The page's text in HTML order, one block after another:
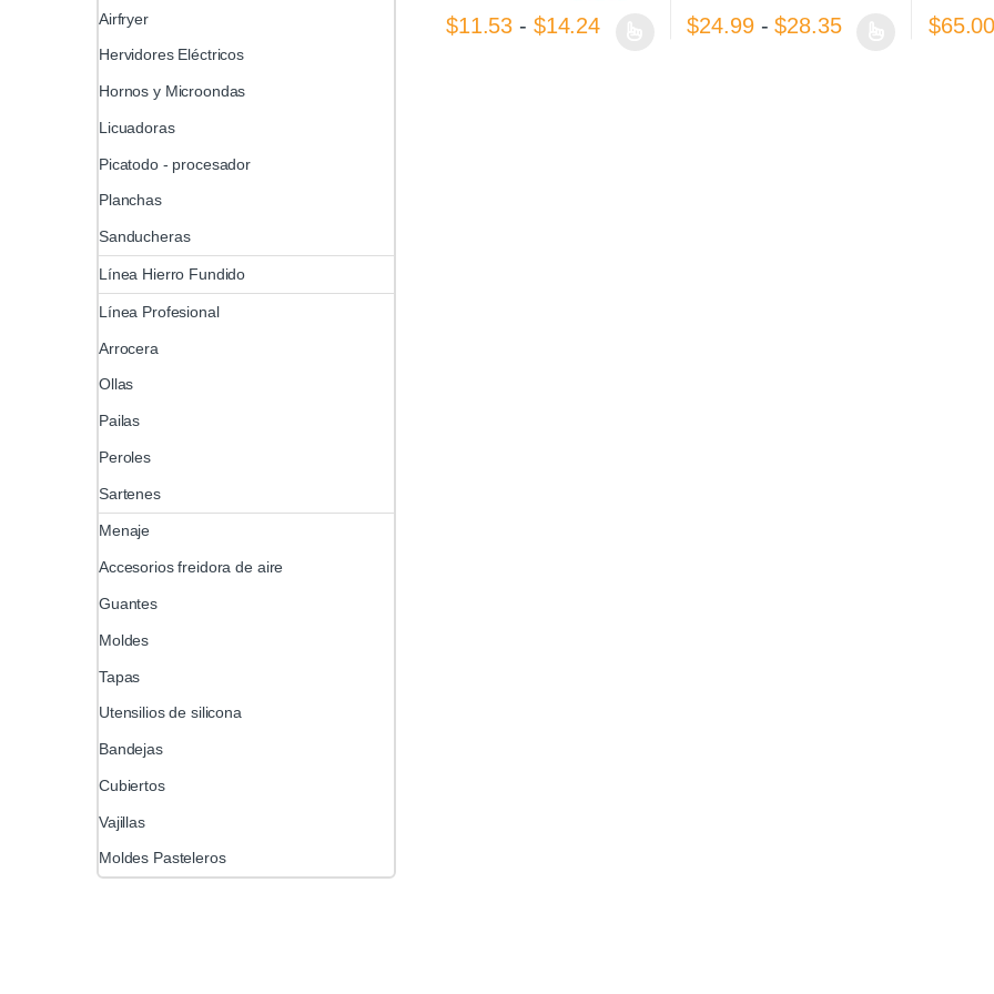
$11.53 - $14.24Rango de precios: desde $11.53 hasta
$24.99 - $28.35Rango de$65.00
Airfryer
Hervidores Eléctricos
Hornos y Microondas
Licuadoras
Picatodo - procesador
Planchas
Sanducheras
Línea Hierro Fundido
Línea Profesional
Arrocera
Ollas
Pailas
Peroles
Sartenes
Menaje
Accesorios freidora de aire
Guantes
Moldes
Tapas
Utensilios de silicona
Bandejas
Cubiertos
Vajillas
Moldes Pasteleros